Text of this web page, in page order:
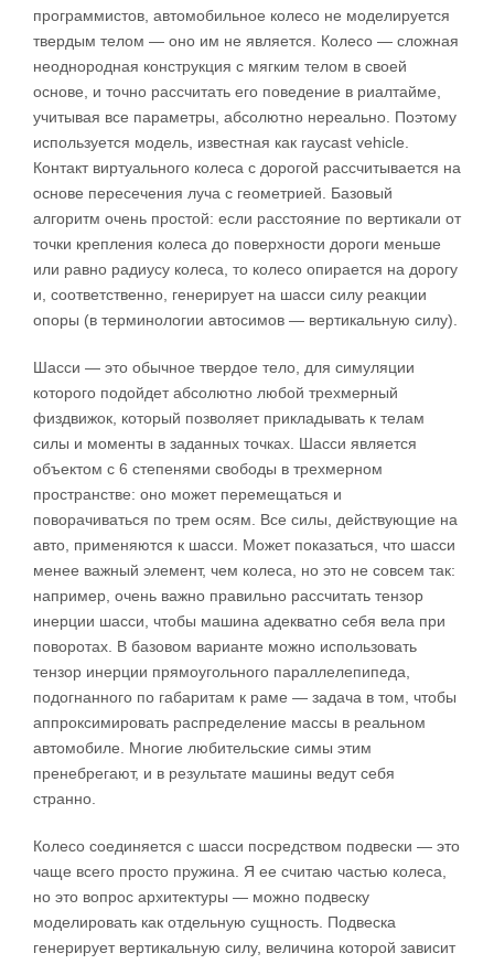
программистов, автомобильное колесо не моделируется
твердым телом — оно им не является. Колесо — сложная
неоднородная конструкция с мягким телом в своей
основе, и точно рассчитать его поведение в риалтайме,
учитывая все параметры, абсолютно нереально. Поэтому
используется модель, известная как raycast vehicle.
Контакт виртуального колеса с дорогой рассчитывается на
основе пересечения луча с геометрией. Базовый
алгоритм очень простой: если расстояние по вертикали от
точки крепления колеса до поверхности дороги меньше
или равно радиусу колеса, то колесо опирается на дорогу
и, соответственно, генерирует на шасси силу реакции
опоры (в терминологии автосимов — вертикальную силу).
Шасси — это обычное твердое тело, для симуляции
которого подойдет абсолютно любой трехмерный
физдвижок, который позволяет прикладывать к телам
силы и моменты в заданных точках. Шасси является
объектом с 6 степенями свободы в трехмерном
пространстве: оно может перемещаться и
поворачиваться по трем осям. Все силы, действующие на
авто, применяются к шасси. Может показаться, что шасси
менее важный элемент, чем колеса, но это не совсем так:
например, очень важно правильно рассчитать тензор
инерции шасси, чтобы машина адекватно себя вела при
поворотах. В базовом варианте можно использовать
тензор инерции прямоугольного параллелепипеда,
подогнанного по габаритам к раме — задача в том, чтобы
аппроксимировать распределение массы в реальном
автомобиле. Многие любительские симы этим
пренебрегают, и в результате машины ведут себя
странно.
Колесо соединяется с шасси посредством подвески — это
чаще всего просто пружина. Я ее считаю частью колеса,
но это вопрос архитектуры — можно подвеску
моделировать как отдельную сущность. Подвеска
генерирует вертикальную силу, величина которой зависит